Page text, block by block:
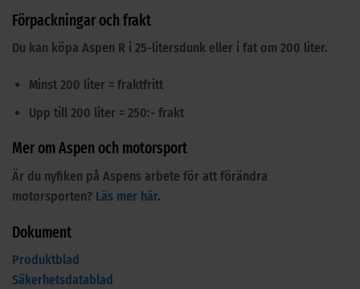
Förpackningar och frakt
Du kan köpa Aspen R i 25-litersdunk eller i fat om 200 liter.
Minst 200 liter = fraktfritt
Upp till 200 liter = 250:- frakt
Mer om Aspen och motorsport
Är du nyfiken på Aspens arbete för att förändra
motorsporten? Läs mer här.
Dokument
Produktblad
Säkerhetsdatablad